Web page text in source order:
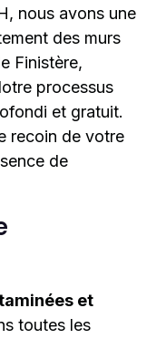
nous avons une
des murs
Finistère,
processus
et gratuit.
recoin de votre
de
et
toutes les